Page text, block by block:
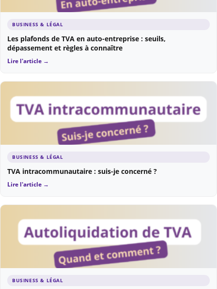
BUSINESS & LÉGAL
Les plafonds de TVA en auto-entreprise : seuils,
dépassement et règles à connaître
Lire l'article →
BUSINESS & LÉGAL
TVA intracommunautaire : suis-je concerné ?
Lire l'article →
BUSINESS & LÉGAL